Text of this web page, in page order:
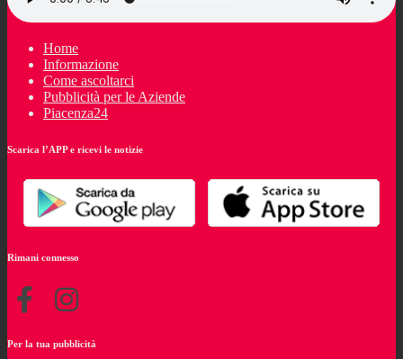
Home
Informazione
Come ascoltarci
Pubblicità per le Aziende
Piacenza24
Scarica l’APP e ricevi le notizie
Rimani connesso
Per la tua pubblicità